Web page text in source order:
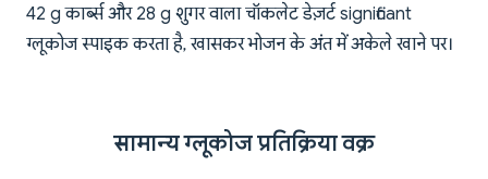
42 g कार्ब्स और 28 g शुगर वाला चॉकलेट डेज़र्ट significant
ग्लूकोज स्पाइक करता है, खासकर भोजन के अंत में अकेले खाने पर।
सामान्य ग्लूकोज प्रतिक्रिया वक्र